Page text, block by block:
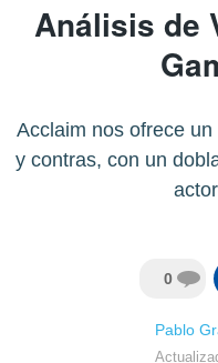
Análisis de
Acclaim nos ofrece
y contras, con un
0
Pablo